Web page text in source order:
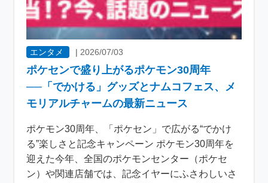
エンタメ | 2026/07/03
ポケセンで盛り上がるポケモン30周年
──「でかける」グッズとナムコフェス、メ
モリアルチャームの最新ニュース
ポケモン30周年、「ポケセン」で広がる“でかけ
る”楽しさと記念キャンペーン ポケモン30周年を
迎えた今年、全国のポケモンセンター（ポケセ
ン）や関連店舗では、記念イヤーにふさわしいさ